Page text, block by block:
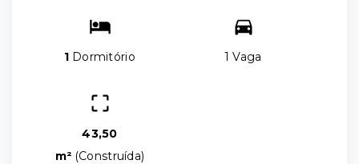
1 Dormitório 1 Vaga
43,50
m² (Construída)